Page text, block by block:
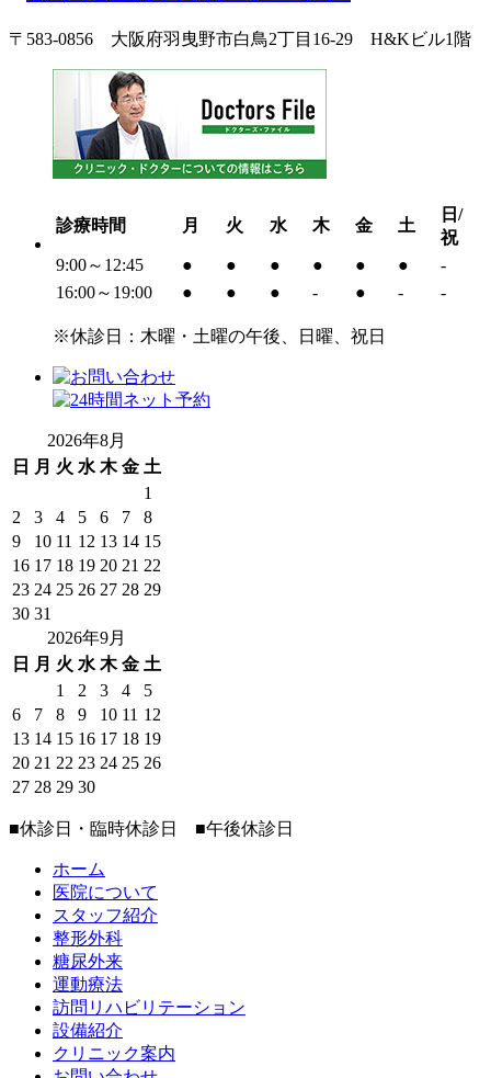
〒583-0856 大阪府羽曳野市白鳥2丁目16-29 H&Kビル1階
診療時間 月 火 水 木 金 土
日/
祝
9:00～12:45
● ● ● ● ● ●
-
16:00～19:00
● ● ● - ● - -
※休診日：木曜・土曜の午後、日曜、祝日
2026年8月
日
月 火 水 木 金 土
1
2
3 4 5 6 7
8
9
10 11 12 13 14 15
16 17 18 19 20 21 22
23 24 25 26 27 28 29
30 31
2026年9月
日
月 火 水 木 金 土
1
2 3 4
5
6
7 8 9 10 11 12
13 14 15 16 17 18 19
20 21 22 23 24 25 26
27 28 29 30
■休診日・臨時休診日 ■午後休診日
ホーム
医院について
スタッフ紹介
整形外科
糖尿外来
運動療法
訪問リハビリテーション
設備紹介
クリニック案内